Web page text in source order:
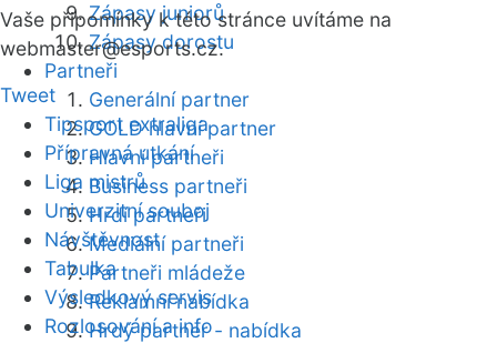
Zápasy juniorů
Zápasy dorostu
Partneři
Generální partner
GOLD hlavní partner
Hlavní partneři
Business partneři
Hrdí partneři
Mediální partneři
Partneři mládeže
Reklamní nabídka
Hrdý partner - nabídka
Vaše připomínky k této stránce uvítáme na
webmaster@esports.cz.
Tweet
Tipsport extraliga
Přípravná utkání
Liga mistrů
Univerzitní souboj
Návštěvnost
Tabulka
Výsledkový servis
Rozlosování a info